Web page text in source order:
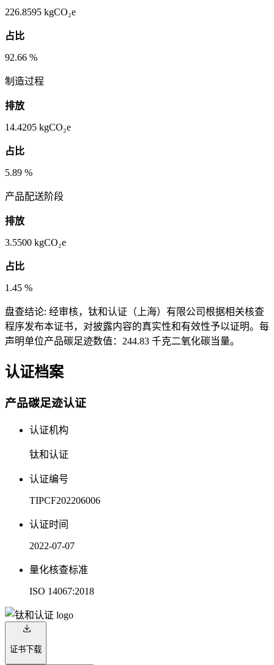
226.8595 kgCO₂e
占比
92.66 %
制造过程
排放
14.4205 kgCO₂e
占比
5.89 %
产品配送阶段
排放
3.5500 kgCO₂e
占比
1.45 %
盘查结论: 经审核，钛和认证（上海）有限公司根据相关核查
程序发布本证书，对披露内容的真实性和有效性予以证明。每
声明单位产品碳足迹数值：244.83 千克二氧化碳当量。
认证档案
产品碳足迹认证
认证机构
钛和认证
认证编号
TIPCF202206006
认证时间
2022-07-07
量化核查标准
ISO 14067:2018
证书下载